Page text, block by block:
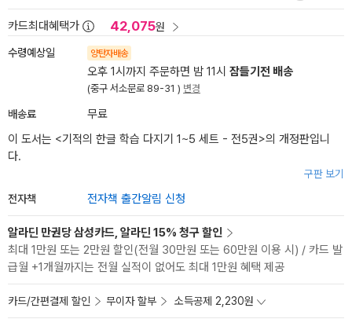
카드최대혜택가 42,075원
수령예상일 양탄자배송
오후 1시까지 주문하면 밤 11시 잠들기전 배송
(중구 서소문로 89-31 ) 변경
배송료
무료
이 도서는 <기적의 한글 학습 다지기 1~5 세트 - 전5권>의 개정판입니
다.
구판 보기
전자책 전자책 출간알림 신청
알라딘 만권당 삼성카드, 알라딘 15% 청구 할인
최대 1만원 또는 2만원 할인(전월 30만원 또는 60만원 이용 시) / 카드 발
급월 +1개월까지는 전월 실적이 없어도 최대 1만원 혜택 제공
카드/간편결제 할인 무이자 할부 소득공제 2,230원